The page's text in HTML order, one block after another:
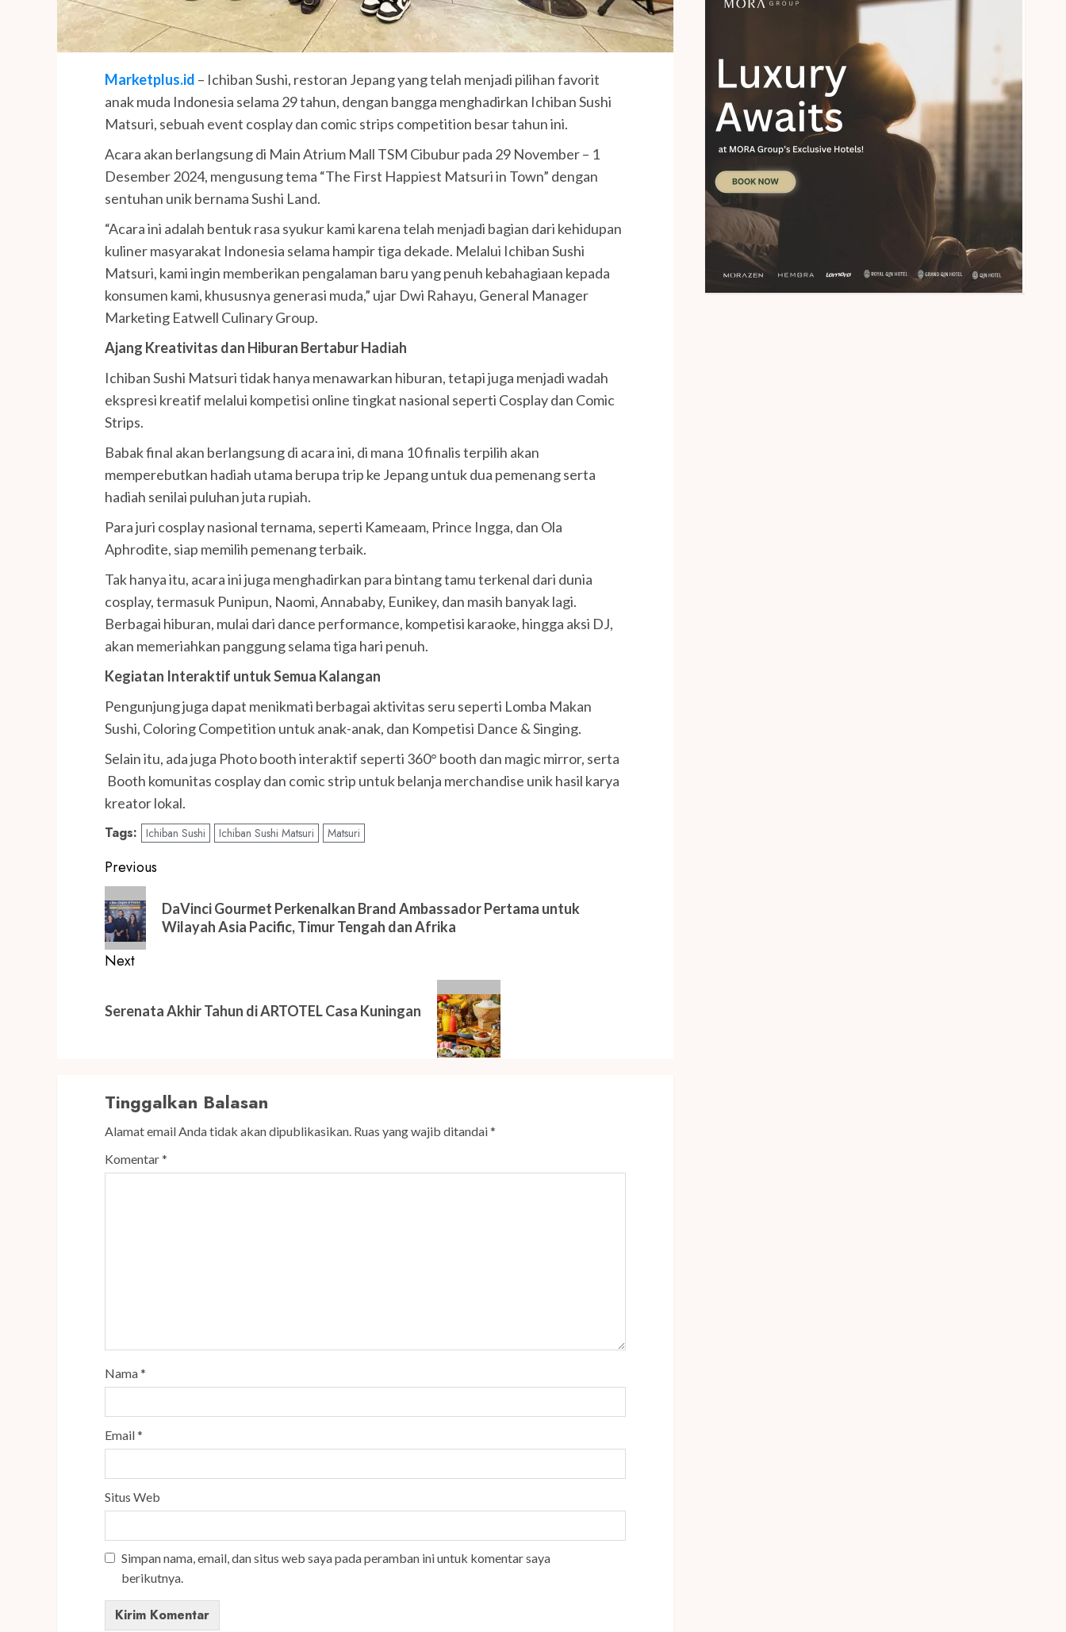
Marketplus.id – Ichiban Sushi, restoran Jepang yang telah menjadi pilihan favorit
anak muda Indonesia selama 29 tahun, dengan bangga menghadirkan Ichiban Sushi
Matsuri, sebuah event cosplay dan comic strips competition besar tahun ini.
Acara akan berlangsung di Main Atrium Mall TSM Cibubur pada 29 November – 1
Desember 2024, mengusung tema “The First Happiest Matsuri in Town” dengan
sentuhan unik bernama Sushi Land.
“Acara ini adalah bentuk rasa syukur kami karena telah menjadi bagian dari kehidupan
kuliner masyarakat Indonesia selama hampir tiga dekade. Melalui Ichiban Sushi
Matsuri, kami ingin memberikan pengalaman baru yang penuh kebahagiaan kepada
konsumen kami, khususnya generasi muda,” ujar Dwi Rahayu, General Manager
Marketing Eatwell Culinary Group.
Ajang Kreativitas dan Hiburan Bertabur Hadiah
Ichiban Sushi Matsuri tidak hanya menawarkan hiburan, tetapi juga menjadi wadah
ekspresi kreatif melalui kompetisi online tingkat nasional seperti Cosplay dan Comic
Strips.
Babak final akan berlangsung di acara ini, di mana 10 finalis terpilih akan
memperebutkan hadiah utama berupa trip ke Jepang untuk dua pemenang serta
hadiah senilai puluhan juta rupiah.
Para juri cosplay nasional ternama, seperti Kameaam, Prince Ingga, dan Ola
Aphrodite, siap memilih pemenang terbaik.
Tak hanya itu, acara ini juga menghadirkan para bintang tamu terkenal dari dunia
cosplay, termasuk Punipun, Naomi, Annababy, Eunikey, dan masih banyak lagi.
Berbagai hiburan, mulai dari dance performance, kompetisi karaoke, hingga aksi DJ,
akan memeriahkan panggung selama tiga hari penuh.
Kegiatan Interaktif untuk Semua Kalangan
Pengunjung juga dapat menikmati berbagai aktivitas seru seperti Lomba Makan
Sushi, Coloring Competition untuk anak-anak, dan Kompetisi Dance & Singing.
Selain itu, ada juga Photo booth interaktif seperti 360° booth dan magic mirror, serta
Booth komunitas cosplay dan comic strip untuk belanja merchandise unik hasil karya
kreator lokal.
Tags: Ichiban Sushi Ichiban Sushi Matsuri Matsuri
Post
navigation
Previous
Previous
post:
DaVinci Gourmet Perkenalkan Brand Ambassador Pertama untuk
Wilayah Asia Pacific, Timur Tengah dan Afrika
Next
post:
Serenata Akhir Tahun di ARTOTEL Casa Kuningan
Tinggalkan Balasan
Alamat email Anda tidak akan dipublikasikan. Ruas yang wajib ditandai*
Komentar*
Nama*
Email*
Situs Web
Simpan nama, email, dan situs web saya pada peramban ini untuk komentar saya
berikutnya.